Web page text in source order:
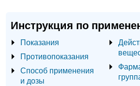
Инструкция по
Показания
Противопоказания
Способ применения
и дозы